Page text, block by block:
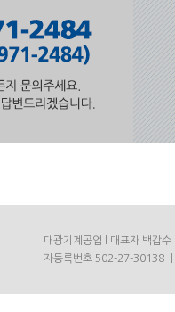
대광기계공업 l 대표자 백갑
자등록번호 502-27-30138